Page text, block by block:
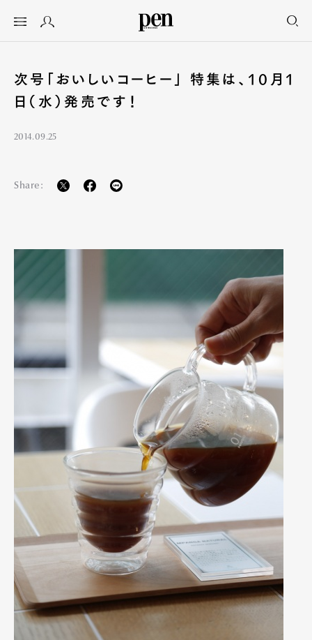
次号「おいしいコーヒー」 特集は、10月1
日（水）発売です！
2014.09.25
Share: